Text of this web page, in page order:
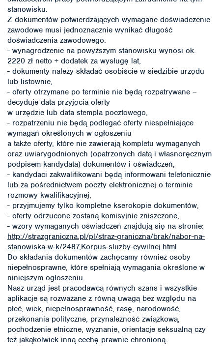
stanowisku.
Z dokumentów potwierdzających wymagane doświadczenie
zawodowe musi jednoznacznie wynikać długość
doświadczenia zawodowego.
- wynagrodzenie na powyższym stanowisku wynosi ok.
2220 zł netto + dodatek za wysługę lat,
- dokumenty należy składać osobiście w siedzibie urzędu
lub listownie,
- oferty otrzymane po terminie nie będą rozpatrywane –
decyduje data przyjęcia oferty
w urzędzie lub data stempla pocztowego,
- rozpatrzeniu nie będą podlegać oferty niespełniające
wymagań określonych w ogłoszeniu
a także oferty, które nie zawierają kompletu wymaganych
oraz uwiarygodnionych (opatrzonych datą i własnoręcznym
podpisem kandydata) dokumentów i oświadczeń,
- kandydaci zakwalifikowani będą informowani telefonicznie
lub za pośrednictwem poczty elektronicznej o terminie
rozmowy kwalifikacyjnej,
- przyjmujemy tylko kompletne kserokopie dokumentów,
- oferty odrzucone zostaną komisyjnie zniszczone,
- wzory wymaganych oświadczeń znajdują się na stronie:
http://strazgraniczna.pl/pl/straz-graniczna/brak/nabor-na-
stanowiska-w-k/2487,Korpus-sluzby-cywilnej.html
Do składania dokumentów zachęcamy również osoby
niepełnosprawne, które spełniają wymagania określone w
niniejszym ogłoszeniu.
Nasz urząd jest pracodawcą równych szans i wszystkie
aplikacje są rozważane z równą uwagą bez względu na
płeć, wiek, niepełnosprawność, rasę, narodowość,
przekonania polityczne, przynależność związkową,
pochodzenie etniczne, wyznanie, orientacje seksualną czy
też jakąkolwiek inną cechę prawnie chronioną.